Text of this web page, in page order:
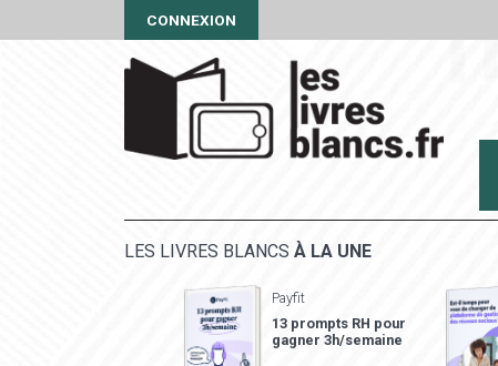
CONNEXION
LES LIVRES BLANCS À LA UNE
Payfit
13 prompts RH pour
gagner 3h/semaine